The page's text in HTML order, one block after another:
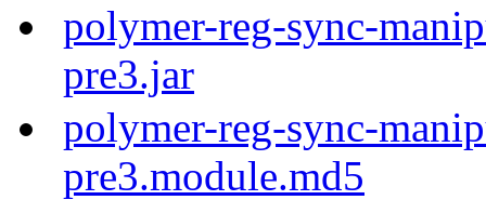
polymer-reg-sync-
pre3.jar
polymer-reg-sync-
pre3.module.md5